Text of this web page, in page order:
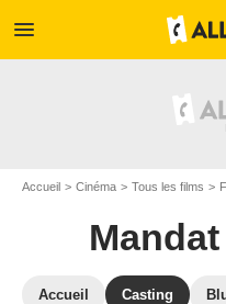
menu
Accueil Cinéma Tous les films
Accueil Casting